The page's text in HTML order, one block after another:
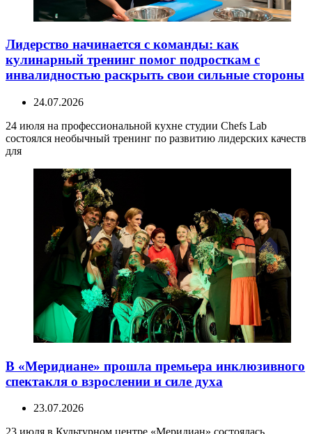
Лидерство начинается с команды: как
кулинарный тренинг помог подросткам с
инвалидностью раскрыть свои сильные стороны
24.07.2026
24 июля на профессиональной кухне студии Chefs Lab
состоялся необычный тренинг по развитию лидерских качеств
для
В «Меридиане» прошла премьера инклюзивного
спектакля о взрослении и силе духа
23.07.2026